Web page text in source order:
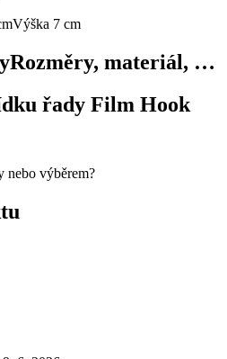
Výška 7 cm
Rozměry, materiál, …
řady Film Hook
nebo výběrem?